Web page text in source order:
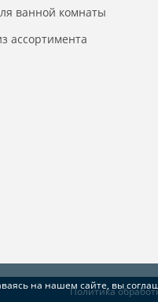
на нашем сайте, вы
ванной комнаты
ассортимента
Политика